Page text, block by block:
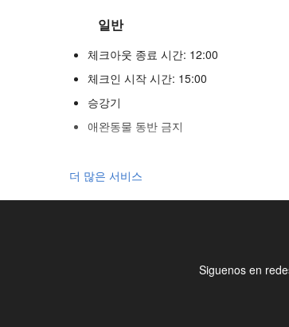
일반
체크아웃 종료 시간: 12:00
체크인 시작 시간: 15:00
승강기
애완동물 동반 금지
리셉션 서비스
24시간 프런트 데스크
더 많은 서비스
Siguenos en